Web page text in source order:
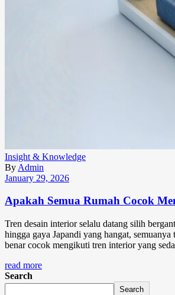
Insight & Knowledge
By Admin
January 29, 2026
Apakah Semua Rumah Cocok
Tren desain interior selalu datang silih
hingga gaya Japandi yang hangat,
benar cocok mengikuti tren interior yang
read more
Search
Search